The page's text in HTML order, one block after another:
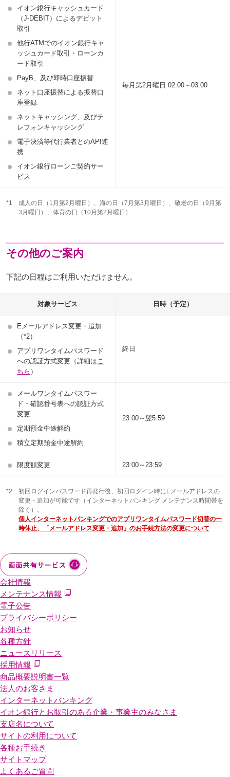
イオン銀行キャッシュカード
（J-DEBIT）によるデビット
取引
他行ATMでのイオン銀行キャ
ッシュカード取引・ローンカ
ード取引
PayB、及び即時口座振替
ネット口座振替による振替口
座登録
ネットキャッシング、及びテ
レフォンキャッシング
電子決済等代行業者とのAPI連
携
イオン銀行ローンご契約サー
ビス
毎月第2月曜日 02:00～03:00
*1
成人の日（1月第2月曜日）、海の日（7月第3月曜日）、敬老の日（9月第
3月曜日）、体育の日（10月第2月曜日）
その他のご案内
下記の日程はご利用いただけません。
対象サービス 日時（予定）
Eメールアドレス変更・追加
（*2）
アプリワンタイムパスワード
への認証方式変更（詳細はこ
ちら ）
終日
メールワンタイムパスワー
ド・確認番号表への認証方式
変更
定期預金中途解約
積立定期預金中途解約
23:00～翌5:59
限度額変更 23:00～23:59
*2
初回ログインパスワード再発行後、初回ログイン時にEメールアドレスの
変更・追加が可能です（インターネットバンキング メンテナンス時間帯を
除く）。
個人インターネットバンキングでのアプリワンタイムパスワード切替の一
時休止、「メールアドレス変更・追加」のお手続方法の変更について
会社情報
メンテナンス情報
電子公告
プライバシーポリシー
お知らせ
各種方針
ニュースリリース
採用情報
商品概要説明書一覧
法人のお客さま
インターネットバンキング
イオン銀行とお取引のある企業・事業主のみなさま
支店名について
サイトの利用について
各種お手続き
サイトマップ
よくあるご質問